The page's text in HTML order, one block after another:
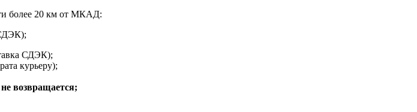
более 20 км от МКАД:
СДЭК);
курьеру);
не возвращается;